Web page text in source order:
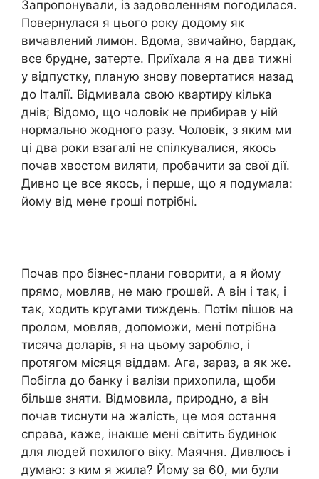
Запропонували, із задоволенням погодилася.
Повернулася я цього року додому як
вичавлений лимон. Вдома, звичайно, бардак,
все брудне, затерте. Приїхала я на два тижні
у відпустку, планую знову повертатися назад
до Італії. Відмивала свою квартиру кілька
днів; Відомо, що чоловік не прибирав у ній
нормально жодного разу. Чоловік, з яким ми
ці два роки взагалі не спілкувалися, якось
почав хвостом виляти, пробачити за свої дії.
Дивно це все якось, і перше, що я подумала:
йому від мене гроші потрібні.
Почав про бізнес-плани говорити, а я йому
прямо, мовляв, не маю грошей. А він і так, і
так, ходить кругами тиждень. Потім пішов на
пролом, мовляв, допоможи, мені потрібна
тисяча доларів, я на цьому зароблю, і
протягом місяця віддам. Ага, зараз, а як же.
Побігла до банку і валізи прихопила, щоби
більше зняти. Відмовила, природно, а він
почав тиснути на жалість, це моя остання
справа, каже, інакше мені світить будинок
для людей похилого віку. Маячня. Дивлюсь і
думаю: з ким я жила? Йому за 60, ми були